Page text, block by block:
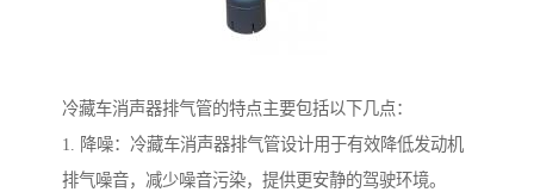
冷藏车消声器排气管的特点主要包括以下几点：
1. 降噪：冷藏车消声器排气管设计用于有效降低发动机
排气噪音，减少噪音污染，提供更安静的驾驶环境。